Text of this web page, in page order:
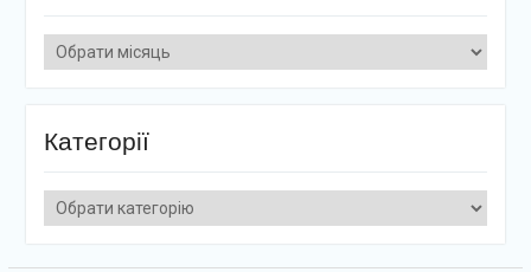
Архіви
Категорії
Категорії